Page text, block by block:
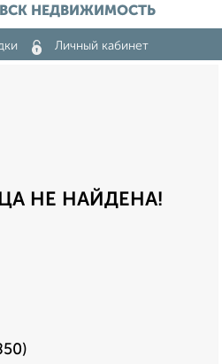
НЕДВИЖИМОСТЬ
Личный кабинет
НЕ НАЙДЕНА!